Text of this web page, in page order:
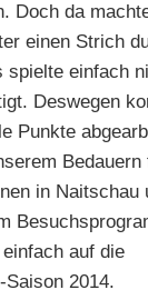
Doch da
einen Strich
spielte einfach
Deswegen
Punkte
Bedauern
in Naitschau
auf die
2014.